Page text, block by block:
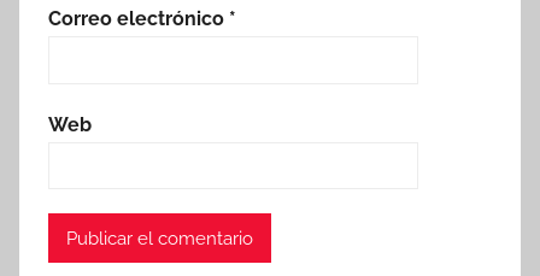
Correo electrónico *
Web